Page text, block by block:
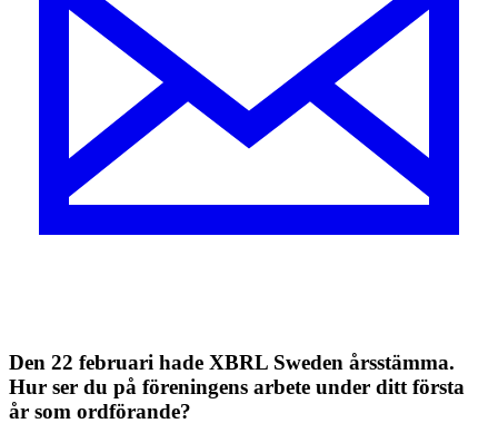
Den 22 februari hade XBRL Sweden årsstämma.
Hur ser du på föreningens arbete under ditt första
år som ordförande?